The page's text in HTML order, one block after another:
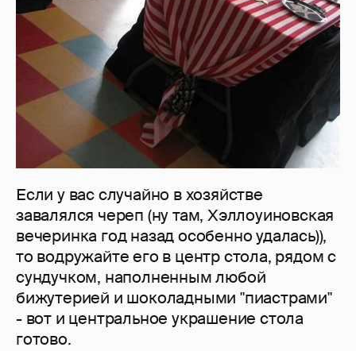
Если у вас случайно в хозяйстве
завалялся череп (ну там, Хэллоуиновская
вечеринка год назад особенно удалась)),
то водружайте его в центр стола, рядом с
сундучком, наполненным любой
бижутерией и шоколадными "пиастрами"
- вот и центральное украшение стола
готово.